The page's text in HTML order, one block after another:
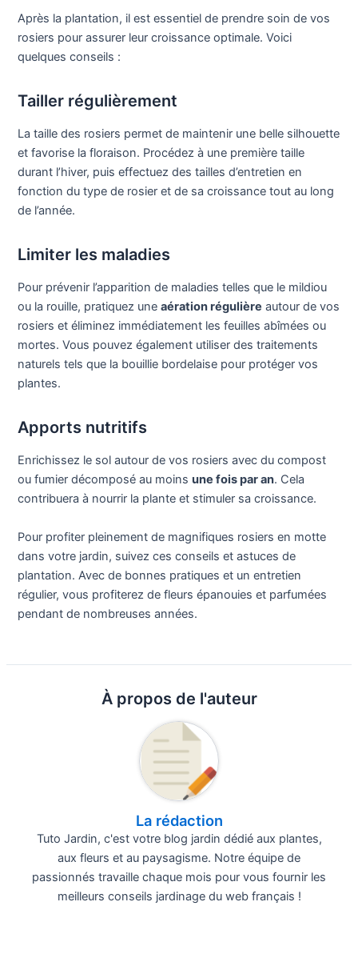
Après la plantation, il est essentiel de prendre soin de vos
rosiers pour assurer leur croissance optimale. Voici
quelques conseils :
Tailler régulièrement
La taille des rosiers permet de maintenir une belle silhouette
et favorise la floraison. Procédez à une première taille
durant l’hiver, puis effectuez des tailles d’entretien en
fonction du type de rosier et de sa croissance tout au long
de l’année.
Limiter les maladies
Pour prévenir l’apparition de maladies telles que le mildiou
ou la rouille, pratiquez uneaération régulière autour de vos
rosiers et éliminez immédiatement les feuilles abîmées ou
mortes. Vous pouvez également utiliser des traitements
naturels tels que la bouillie bordelaise pour protéger vos
plantes.
Apports nutritifs
Enrichissez le sol autour de vos rosiers avec du compost
ou fumier décomposé au moinsune fois par an. Cela
contribuera à nourrir la plante et stimuler sa croissance.
Pour profiter pleinement de magnifiques rosiers en motte
dans votre jardin, suivez ces conseils et astuces de
plantation. Avec de bonnes pratiques et un entretien
régulier, vous profiterez de fleurs épanouies et parfumées
pendant de nombreuses années.
À propos de l'auteur
La rédaction
Tuto Jardin, c'est votre blog jardin dédié aux plantes,
aux fleurs et au paysagisme. Notre équipe de
passionnés travaille chaque mois pour vous fournir les
meilleurs conseils jardinage du web français !